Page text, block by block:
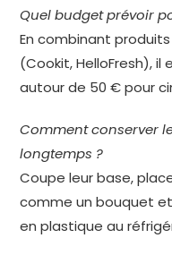
Quel budget prévoir
En combinant
(Cookit, HelloFresh),
autour de 50 € pour
Comment conserver
longtemps ?
Coupe leur base,
comme un bouquet
en plastique au